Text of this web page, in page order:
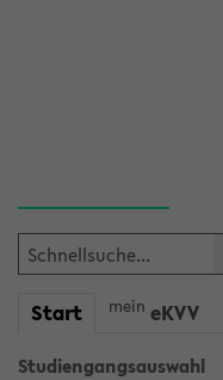
Start mein eKVV
Studiengangsauswahl